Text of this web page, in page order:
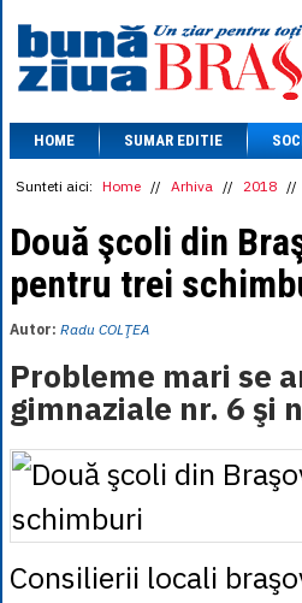
HOME SUMAR EDITIE
Sunteti aici: Home // Arhiva // 2018 //
Două şcoli din
pentru trei
Autor: Radu COLŢEA
Probleme mari se
gimnaziale nr. 6 şi
Consilierii locali